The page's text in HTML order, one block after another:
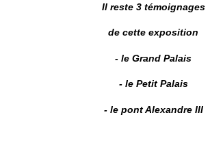
Il reste 3 témoignages
de cette exposition
- le Grand Palais
- le Petit Palais
- le pont Alexandre III